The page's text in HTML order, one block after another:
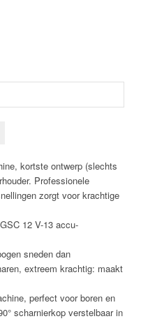
kortste ontwerp (slechts
Professionele
zorgt voor krachtige
12 V-13 accu-
sneden dan
extreem krachtig: maakt
perfect voor boren en
scharnierkop verstelbaar in